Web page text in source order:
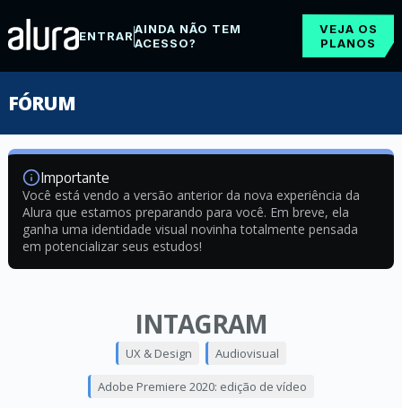
ENTRARAINDA NÃO TEM
ACESSO?
VEJA OS
PLANOS
FÓRUM
Importante
Você está vendo a versão anterior da nova experiência da
Alura que estamos preparando para você. Em breve, ela
ganha uma identidade visual novinha totalmente pensada
em potencializar seus estudos!
INTAGRAM
UX & Design Audiovisual
Adobe Premiere 2020: edição de vídeo